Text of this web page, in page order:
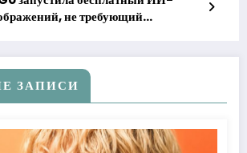
не требующий
ЗАПИСИ